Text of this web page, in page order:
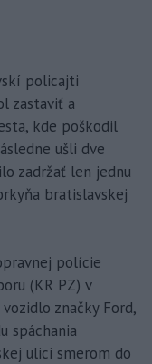
policajti
zastaviť a
kde poškodil
ušli dve
zadržať len jednu
bratislavskej
polície
(KR PZ) v
značky Ford,
spáchania
ulici smerom do